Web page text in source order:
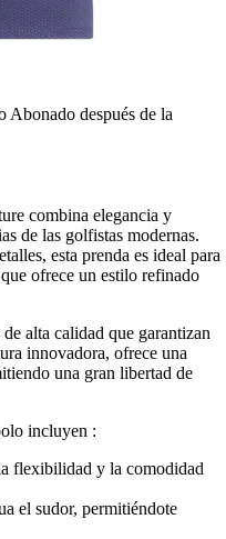
Abonado después de la
combina elegancia y
de las golfistas modernas.
esta prenda es ideal para
ofrece un estilo refinado
alta calidad que garantizan
innovadora, ofrece una
una gran libertad de
incluyen :
flexibilidad y la comodidad
el sudor, permitiéndote